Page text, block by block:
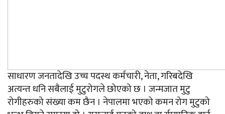
साधारण जनतादेखि उच्च पदस्थ कर्मचारी, नेता, गरिबदेखि
अत्यन्त धनि सबैलाई मुटुरोगले छोएको छ । जन्मजात मुटु
रोगीहरुको संख्या कम छैन । नेपालमा भएको कमन रोग मुटुको